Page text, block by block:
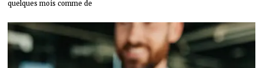
quelques mois comme de